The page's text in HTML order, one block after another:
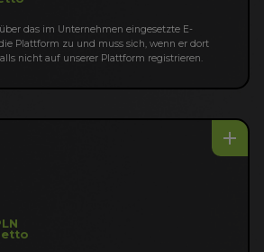
das im Unternehmen eingesetzte E-
Plattform zu und muss sich, wenn er dort
nicht auf unserer Plattform registrieren.
add